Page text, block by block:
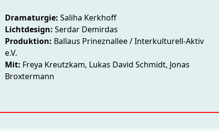
Dramaturgie: Saliha Kerkhoff
Lichtdesign: Serdar Demirdas
Produktion: Ballaus Prineznallee / Interkulturell-Aktiv
e.V.
Mit: Freya Kreutzkam, Lukas David Schmidt, Jonas
Broxtermann